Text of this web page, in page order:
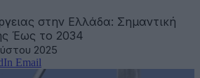
στην Ελλάδα: Σημαντική
Έως το 2034
2025
Email